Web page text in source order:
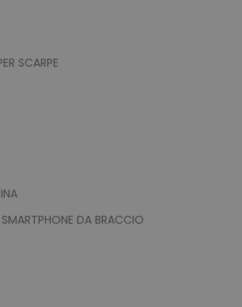
SCARPE
DA BRACCIO